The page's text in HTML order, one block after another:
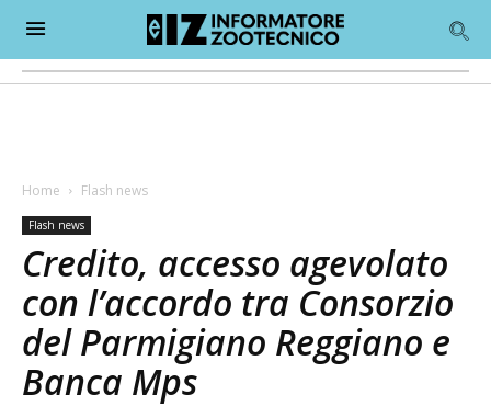
Home Flash news
Flash news
Credito, accesso agevolato
con l’accordo tra Consorzio
del Parmigiano Reggiano e
Banca Mps